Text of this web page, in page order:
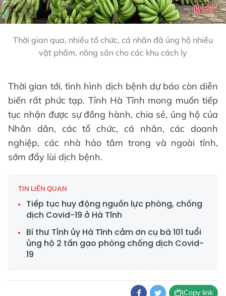
Thời gian qua, nhiều tổ chức, cá nhân đã ủng hộ nhiều
vật phẩm, nông sản cho các khu cách ly
Thời gian tới, tình hình dịch bệnh dự báo còn diễn
biến rất phức tạp. Tỉnh Hà Tĩnh mong muốn tiếp
tục nhận được sự đồng hành, chia sẻ, ủng hộ của
Nhân dân, các tổ chức, cá nhân, các doanh
nghiệp, các nhà hảo tâm trong và ngoài tỉnh,
sớm đẩy lùi dịch bệnh.
TIN LIÊN QUAN
Tiếp tục huy động nguồn lực phòng, chống
dịch Covid-19 ở Hà Tĩnh
Bí thư Tỉnh ủy Hà Tĩnh cảm ơn cụ bà 101 tuổi
ủng hộ 2 tấn gạo phòng chống dịch Covid-
19
Copy link